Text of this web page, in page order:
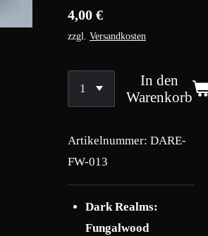
4,00 €
zzgl. Versandkosten
In den
Warenkorb
Artikelnummer: DARE-
FW-013
Dark Realms:
Fungalwood